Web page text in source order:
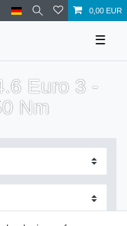
0,00 EUR
☰
Euro 3 -
Nm